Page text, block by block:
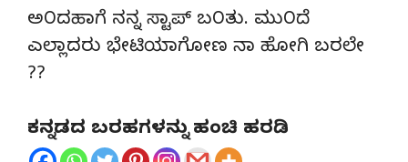
ಅ೦ದಹಾಗೆ ನನ್ನ ಸ್ಟಾಪ್ ಬ೦ತು. ಮು೦ದೆ
ಎಲ್ಲಾದರು ಭೇಟಿಯಾಗೋಣ ನಾ ಹೋಗಿ ಬರಲೇ
??
ಕನ್ನಡದ ಬರಹಗಳನ್ನು ಹಂಚಿ ಹರಡಿ